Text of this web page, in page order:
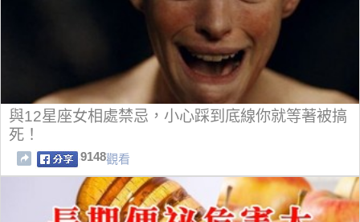
與12星座女相處禁忌，小心踩到底線你就等著被搞
死！
9148觀看